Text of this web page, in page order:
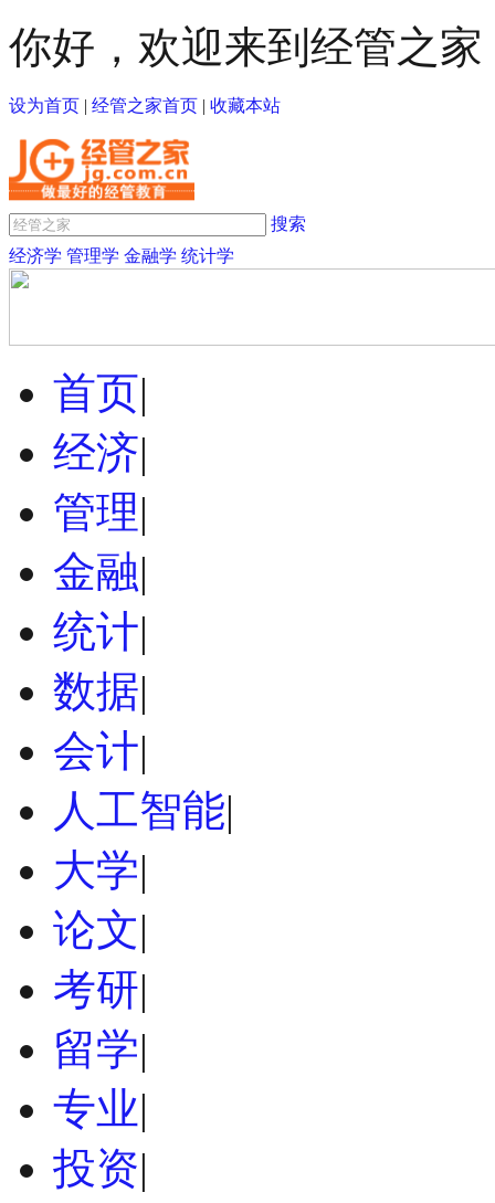
你好，欢迎来到经管之家
设为首页 | 经管之家首页 | 收藏本站
搜索
经济学 管理学 金融学 统计学
首页|
经济|
管理|
金融|
统计|
数据|
会计|
人工智能|
大学|
论文|
考研|
留学|
专业|
投资|